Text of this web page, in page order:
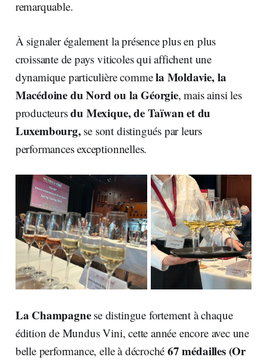
remarquable.
À signaler également la présence plus en plus
croissante de pays viticoles qui affichent une
dynamique particulière commela Moldavie, la
Macédoine du Nord ou la Géorgie, mais ainsi les
producteursdu Mexique, de Taïwan et du
Luxembourg,se sont distingués par leurs
performances exceptionnelles.
La Champagne se distingue fortement à chaque
édition de Mundus Vini, cette année encore avec une
belle performance, elle à décroché67 médailles (Or